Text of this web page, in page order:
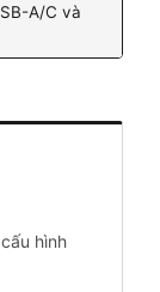
A/C và
hình